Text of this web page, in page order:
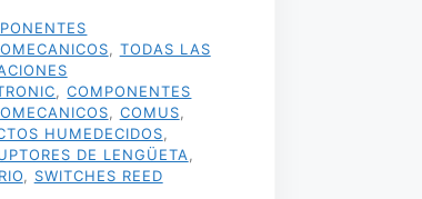
TODAS LAS
,COMPONENTES
COMUS
HUMEDECIDOS
DE LENGÜETA
SWITCHES REED